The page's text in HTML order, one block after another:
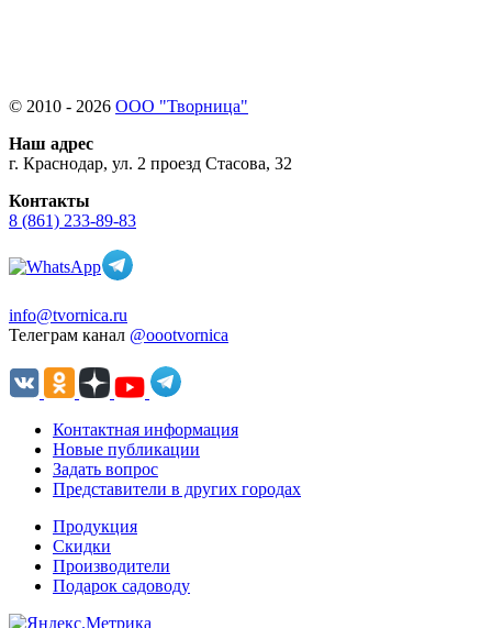
© 2010 - 2026 ООО "Творница"
Наш адрес
г. Краснодар, ул. 2 проезд Стасова, 32
Контакты
8 (861) 233-89-83
info@tvornica.ru
Телеграм канал @oootvornica
Контактная информация
Новые публикации
Задать вопрос
Представители в других городах
Продукция
Скидки
Производители
Подарок садоводу